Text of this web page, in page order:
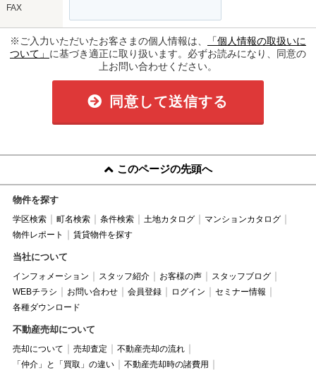
FAX
※ご入力いただいたお客さまの個人情報は、
「個人情報の取扱いに
ついて」 に基づき適正に取り扱います。必ずお読みになり、同意の
上お問い合わせください。
同意して送信する
このページの先頭へ
物件を探す
学区検索 町名検索 条件検索 土地カタログ
マンションカタログ
物件レポート
賃貸物件を探す
当社について
インフォメーション スタッフ紹介 お客様の声
スタッフブログ
WEBチラシ
お問い合わせ 会員登録 ログイン
セミナー情報
各種ダウンロード
不動産売却について
売却について 売却査定
不動産売却の流れ
「仲介」と「買取」の違い
不動産売却時の諸費用